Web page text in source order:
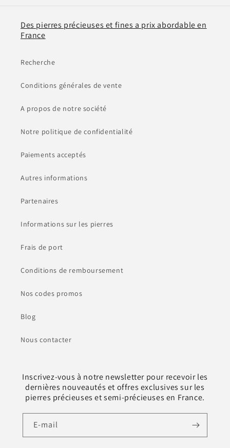
Des pierres précieuses et fines a prix abordable en
France
Recherche
Conditions générales de vente
A propos de notre société
Notre politique de confidentialité
Paiements acceptés
Autres informations
Partenaires
Informations sur les pierres
Frais de port
Conditions de remboursement
Nos codes promos
Blog
Nous contacter
Inscrivez-vous à notre newsletter pour recevoir les
dernières nouveautés et offres exclusives sur les
pierres précieuses et semi-précieuses en France.
E-mail